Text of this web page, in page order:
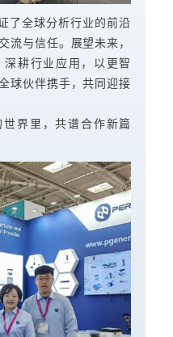
了全球分析行业的前沿
流与信任。展望未来，
耕行业应用，以更智
球伙伴携手，共同迎接
界里，共谱合作新篇